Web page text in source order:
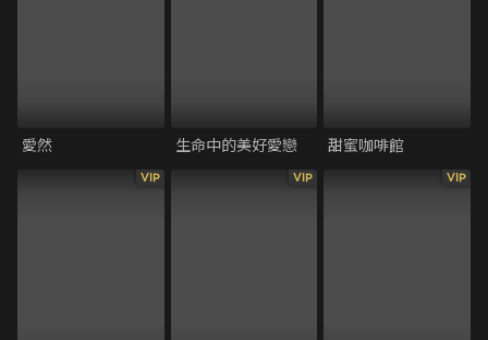
愛然 生命中的美好愛戀 甜蜜咖啡館
VIP VIP VIP